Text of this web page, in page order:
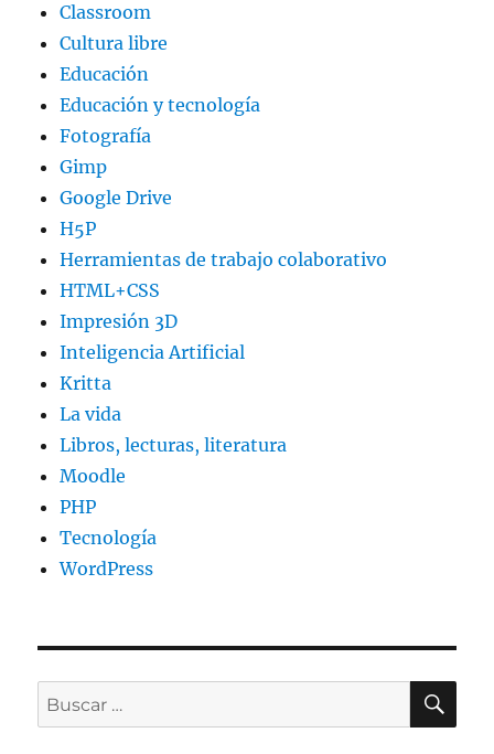
Classroom
Cultura libre
Educación
Educación y tecnología
Fotografía
Gimp
Google Drive
H5P
Herramientas de trabajo colaborativo
HTML+CSS
Impresión 3D
Inteligencia Artificial
Kritta
La vida
Libros, lecturas, literatura
Moodle
PHP
Tecnología
WordPress
Buscar
por: